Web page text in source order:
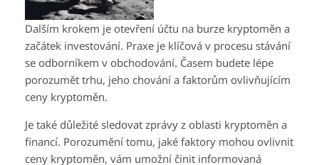
Dalším krokem je otevření účtu na burze kryptoměn a
začátek investování. Praxe je klíčová v procesu stávání
se odborníkem v obchodování. Časem budete lépe
porozumět trhu, jeho chování a faktorům ovlivňujícím
ceny kryptoměn.
Je také důležité sledovat zprávy z oblasti kryptoměn a
financí. Porozumění tomu, jaké faktory mohou ovlivnit
ceny kryptoměn, vám umožní činit informovaná